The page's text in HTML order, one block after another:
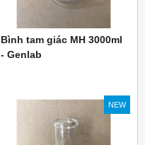
Bình tam giác MH 3000ml
- Genlab
NEW